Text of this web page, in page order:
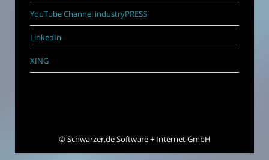
YouTube Channel industryPRESS
LinkedIn
XING
©Schwarzer.de Software + Internet GmbH